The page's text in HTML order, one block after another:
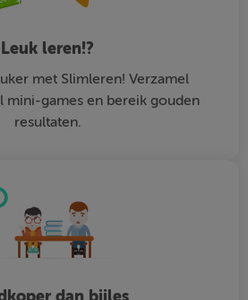
Leuk leren!?
met Slimleren! Verzamel
mini-games en bereik gouden
resultaten.